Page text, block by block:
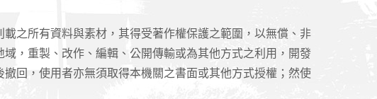
所有資料與素材，其得受著作權保護之範圍，以無償、非
，重製、改作、編輯、公開傳輸或為其他方式之利用，開發
回，使用者亦無須取得本機關之書面或其他方式授權；然使